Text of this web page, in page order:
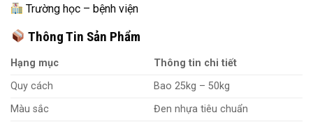
Trường học – bệnh viện
Thông Tin Sản Phẩm
Hạng mục
Thông tin chi tiết
Quy cách
Bao 25kg – 50kg
Màu sắc
Đen nhựa tiêu chuẩn